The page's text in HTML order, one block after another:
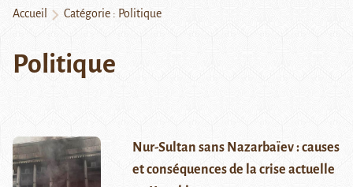
Accueil Catégorie : Politique
Politique
Nur-Sultan sans Nazarbaïev : causes
et conséquences de la crise actuelle